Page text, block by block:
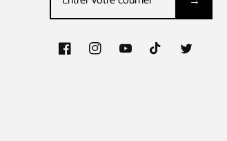
FacebookInstagramYouTubeTikTok Twitter